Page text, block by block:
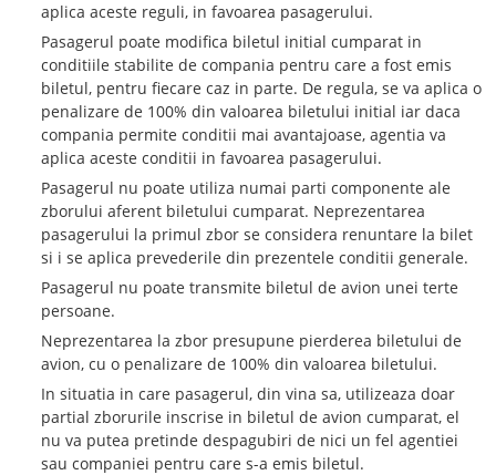
aplica aceste reguli, in favoarea pasagerului.
Pasagerul poate modifica biletul initial cumparat in
conditiile stabilite de compania pentru care a fost emis
biletul, pentru fiecare caz in parte. De regula, se va aplica o
penalizare de 100% din valoarea biletului initial iar daca
compania permite conditii mai avantajoase, agentia va
aplica aceste conditii in favoarea pasagerului.
Pasagerul nu poate utiliza numai parti componente ale
zborului aferent biletului cumparat. Neprezentarea
pasagerului la primul zbor se considera renuntare la bilet
si i se aplica prevederile din prezentele conditii generale.
Pasagerul nu poate transmite biletul de avion unei terte
persoane.
Neprezentarea la zbor presupune pierderea biletului de
avion, cu o penalizare de 100% din valoarea biletului.
In situatia in care pasagerul, din vina sa, utilizeaza doar
partial zborurile inscrise in biletul de avion cumparat, el
nu va putea pretinde despagubiri de nici un fel agentiei
sau companiei pentru care s-a emis biletul.